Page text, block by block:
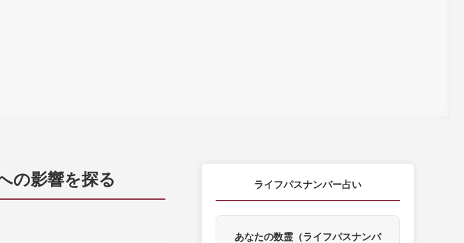
の影響を探る ライフパスナンバー占い
あなたの数霊（ライフパスナンバ